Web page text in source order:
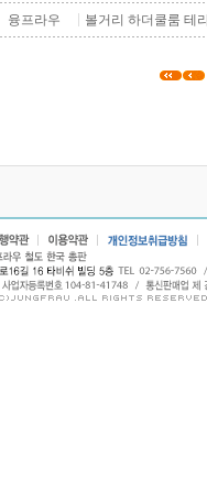
융프라우 볼거리 하더쿨룸 테